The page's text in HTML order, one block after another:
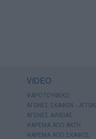
VIDEO
ΨΑΡΟΤΟΥΦΕΚΟ
ΑΓΩΝΕΣ ΣΚΑΦΩΝ - JETSKI
ΑΓΩΝΕΣ ΑΛΙΕΙΑΣ
ΨΑΡΕΜΑ ΑΠΟ ΑΚΤΗ
ΨΑΡΕΜΑ ΑΠΟ ΣΚΑΦΟΣ